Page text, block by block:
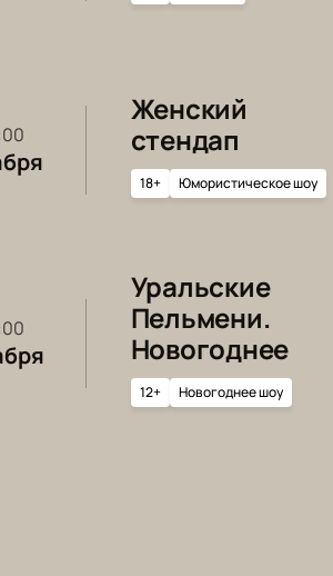
Женский
стендап
18+ Юмористическое шоу
Уральские
Пельмени.
Новогоднее
12+ Новогоднее шоу